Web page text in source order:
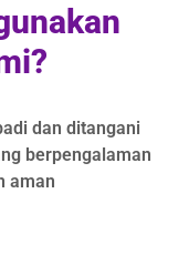
dan ditangani
berpengalaman
aman